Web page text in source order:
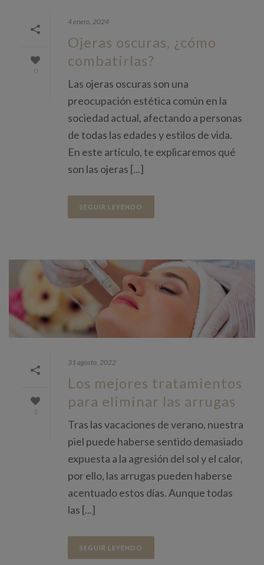
0
4 enero, 2024
Ojeras oscuras, ¿cómo
combatirlas?
Las ojeras oscuras son una
preocupación estética común en la
sociedad actual, afectando a personas
de todas las edades y estilos de vida.
En este artículo, te explicaremos qué
son las ojeras [...]
SEGUIR LEYENDO
3
31 agosto, 2022
Los mejores tratamientos
para eliminar las arrugas
Tras las vacaciones de verano, nuestra
piel puede haberse sentido demasiado
expuesta a la agresión del sol y el calor,
por ello, las arrugas pueden haberse
acentuado estos días. Aunque todas
las [...]
SEGUIR LEYENDO